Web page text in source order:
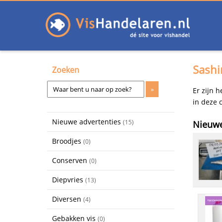
Zoeken
Nieuwe advertenties (15)
Broodjes (0)
Conserven (0)
Diepvries (13)
Diversen (4)
Gebakken vis (0)
Er zijn
in deze